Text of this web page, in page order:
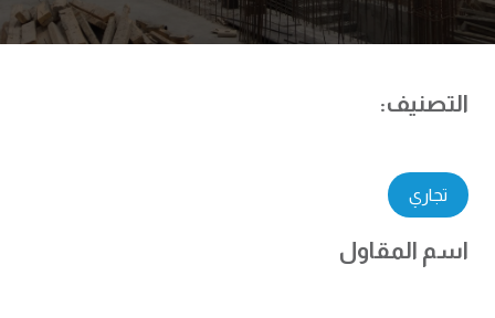
التصنيف:
تجاري
اسم المقاول